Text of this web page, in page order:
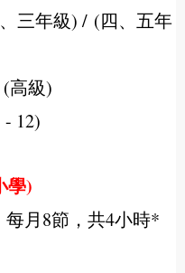
三年級) / (四、五年
高級)
12)
學)
月8節，共4小時*